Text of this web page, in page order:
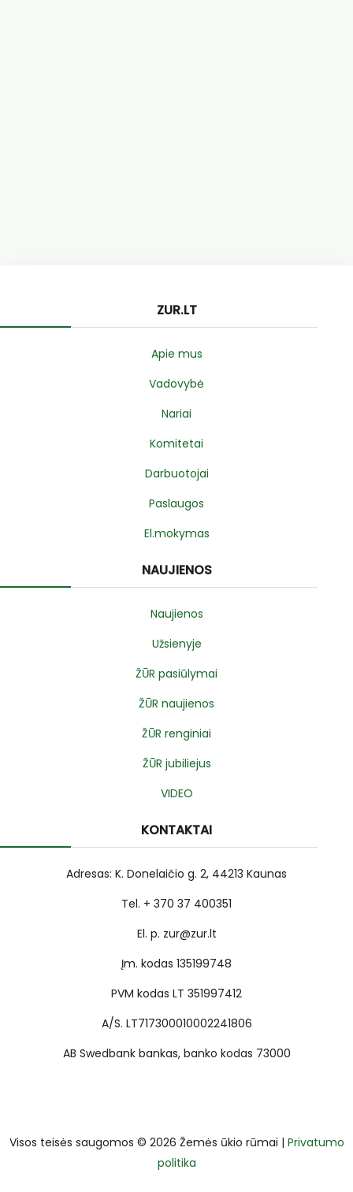
ZUR.LT
Apie mus
Vadovybė
Nariai
Komitetai
Darbuotojai
Paslaugos
El.mokymas
NAUJIENOS
Naujienos
Užsienyje
ŽŪR pasiūlymai
ŽŪR naujienos
ŽŪR renginiai
ŽŪR jubiliejus
VIDEO
KONTAKTAI
Adresas: K. Donelaičio g. 2, 44213 Kaunas
Tel. + 370 37 400351
El. p. zur@zur.lt
Įm. kodas 135199748
PVM kodas LT 351997412
A/S. LT717300010002241806
AB Swedbank bankas, banko kodas 73000
Visos teisės saugomos © 2026 Žemės ūkio rūmai | Privatumo
politika